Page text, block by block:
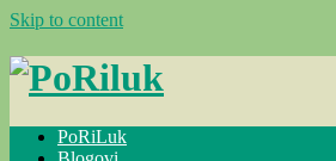
Skip to content
PoRiLuk